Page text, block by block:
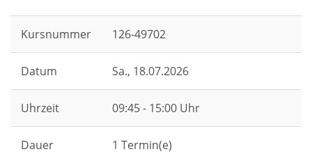
Kursnummer 126-49702
Datum Sa., 18.07.2026
Uhrzeit 09:45 - 15:00 Uhr
Dauer 1 Termin(e)